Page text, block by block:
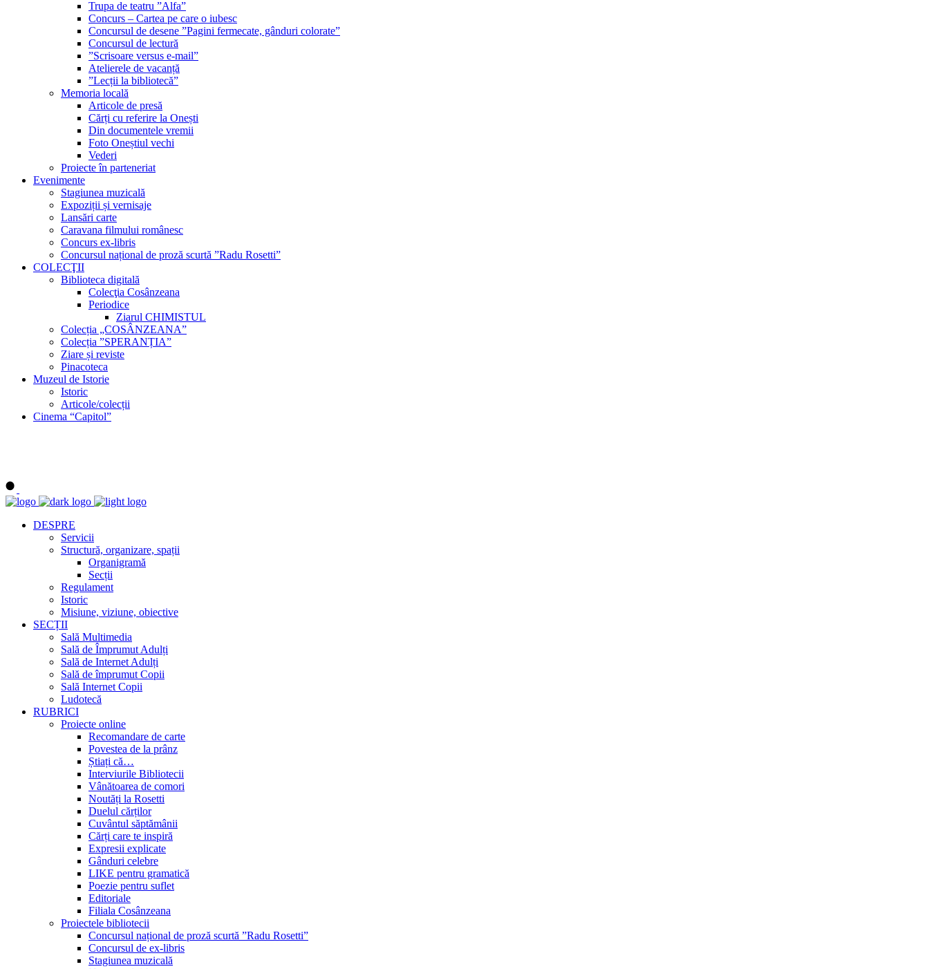
Trupa de teatru ”Alfa”
Concurs – Cartea pe care o iubesc
Concursul de desene ”Pagini fermecate, gânduri colorate”
Concursul de lectură
”Scrisoare versus e-mail”
Atelierele de vacanță
”Lecții la bibliotecă”
Memoria locală
Articole de presă
Cărți cu referire la Onești
Din documentele vremii
Foto Oneștiul vechi
Vederi
Proiecte în parteneriat
Evenimente
Stagiunea muzicală
Expoziții și vernisaje
Lansări carte
Caravana filmului românesc
Concurs ex-libris
Concursul național de proză scurtă ”Radu Rosetti”
COLECŢII
Biblioteca digitală
Colecţia Cosânzeana
Periodice
Ziarul CHIMISTUL
Colecția „COSÂNZEANA”
Colecția ”SPERANȚIA”
Ziare și reviste
Pinacoteca
Muzeul de Istorie
Istoric
Articole/colecții
Cinema “Capitol”
DESPRE
Servicii
Structură, organizare, spații
Organigramă
Secții
Regulament
Istoric
Misiune, viziune, obiective
SECȚII
Sală Multimedia
Sală de Împrumut Adulți
Sală de Internet Adulți
Sală de împrumut Copii
Sală Internet Copii
Ludotecă
RUBRICI
Proiecte online
Recomandare de carte
Povestea de la prânz
Știați că…
Interviurile Bibliotecii
Vânătoarea de comori
Noutăți la Rosetti
Duelul cărților
Cuvântul săptămânii
Cărți care te inspiră
Expresii explicate
Gânduri celebre
LIKE pentru gramatică
Poezie pentru suflet
Editoriale
Filiala Cosânzeana
Proiectele bibliotecii
Concursul național de proză scurtă ”Radu Rosetti”
Concursul de ex-libris
Stagiunea muzicală